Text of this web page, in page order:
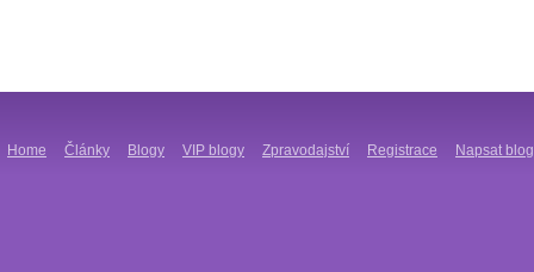
Home Články Blogy VIP blogy Zpravodajství Registrace Napsat blog